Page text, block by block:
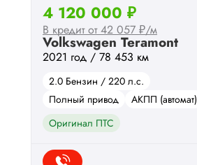
Volkswagen Teramont
2021 год / 78 453 км
2.0 Бензин / 220 л.с.
Полный привод
АКПП (автомат)
Оригинал ПТС
4 120 000 ₽
В кредит от 42 057 ₽/м